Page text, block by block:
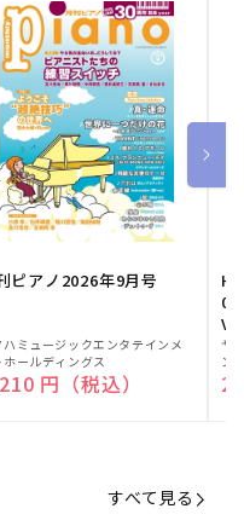
ピアノ2026年9月号
ハミュージックエンタテインメ
ホールディングス
価格
円（税込）
販
売
元:
ヤ
ン
すべて見る